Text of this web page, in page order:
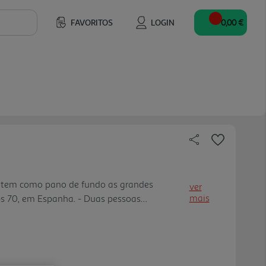
FAVORITOS LOGIN 0,00 €
como pano de fundo as grandes
70, em Espanha. - Duas pessoas
e vidas completamente diferentes, cada
e o poder das segundas oportunidades.
vendas, em Portugal, com mais de 60 mil
ver
mais